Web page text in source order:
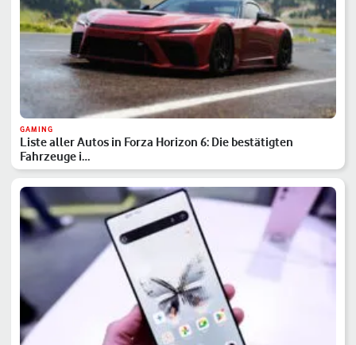
GAMING
Liste aller Autos in Forza Horizon 6: Die bestätigten
Fahrzeuge i…